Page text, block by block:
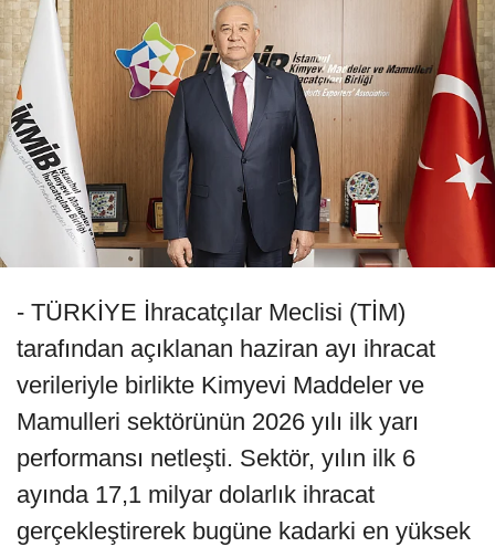
- TÜRKİYE İhracatçılar Meclisi (TİM)
tarafından açıklanan haziran ayı ihracat
verileriyle birlikte Kimyevi Maddeler ve
Mamulleri sektörünün 2026 yılı ilk yarı
performansı netleşti. Sektör, yılın ilk 6
ayında 17,1 milyar dolarlık ihracat
gerçekleştirerek bugüne kadarki en yüksek